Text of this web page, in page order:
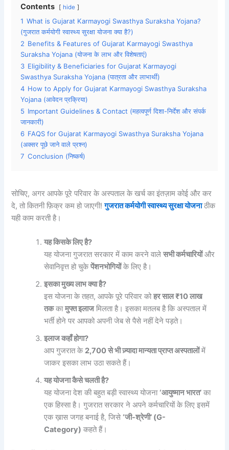
Contents hide
1 What is Gujarat Karmayogi Swasthya Suraksha Yojana?
(गुजरात कर्मयोगी स्वास्थ्य सुरक्षा योजना क्या है?)
2 Benefits & Features of Gujarat Karmayogi Swasthya
Suraksha Yojana (योजना के लाभ और विशेषताएं)
3 Eligibility & Beneficiaries for Gujarat Karmayogi
Swasthya Suraksha Yojana (पात्रता और लाभार्थी)
4 How to Apply for Gujarat Karmayogi Swasthya Suraksha
Yojana (आवेदन प्रक्रिया)
5 Important Guidelines & Contact (महत्वपूर्ण दिशा-निर्देश और संपर्क
जानकारी)
6 FAQS for Gujarat Karmayogi Swasthya Suraksha Yojana
(अक्सर पूछे जाने वाले प्रश्न)
7 Conclusion (निष्कर्ष)
सोचिए, अगर आपके पूरे परिवार के अस्पताल के खर्च का इंतज़ाम कोई और कर
दे, तो कितनी फ़िक्र कम हो जाएगी!गुजरात कर्मयोगी स्वास्थ्य सुरक्षा योजनाठीक
यही काम करती है।
यह किसके लिए है?
यह योजना गुजरात सरकार में काम करने वालेसभी कर्मचारियोंऔर
सेवानिवृत्त हो चुकेपेंशनभोगियोंके लिए है।
इसका मुख्य लाभ क्या है?
इस योजना के तहत, आपके पूरे परिवार कोहर साल ₹10 लाख
तककामुफ्त इलाजमिलता है। इसका मतलब है कि अस्पताल में
भर्ती होने पर आपको अपनी जेब से पैसे नहीं देने पड़ते।
इलाज कहाँ होगा?
आप गुजरात के 2,700 से भी ज़्यादा मान्यता प्राप्त अस्पतालोंमें
जाकर इसका लाभ उठा सकते हैं।
यह योजना कैसे चलती है?
यह योजना देश की बहुत बड़ी स्वास्थ्य योजना ‘आयुष्मान भारत’ का
एक हिस्सा है। गुजरात सरकार ने अपने कर्मचारियों के लिए इसमें
एक ख़ास जगह बनाई है, जिसे ‘जी-श्रेणी’ (G-
Category) कहते हैं।